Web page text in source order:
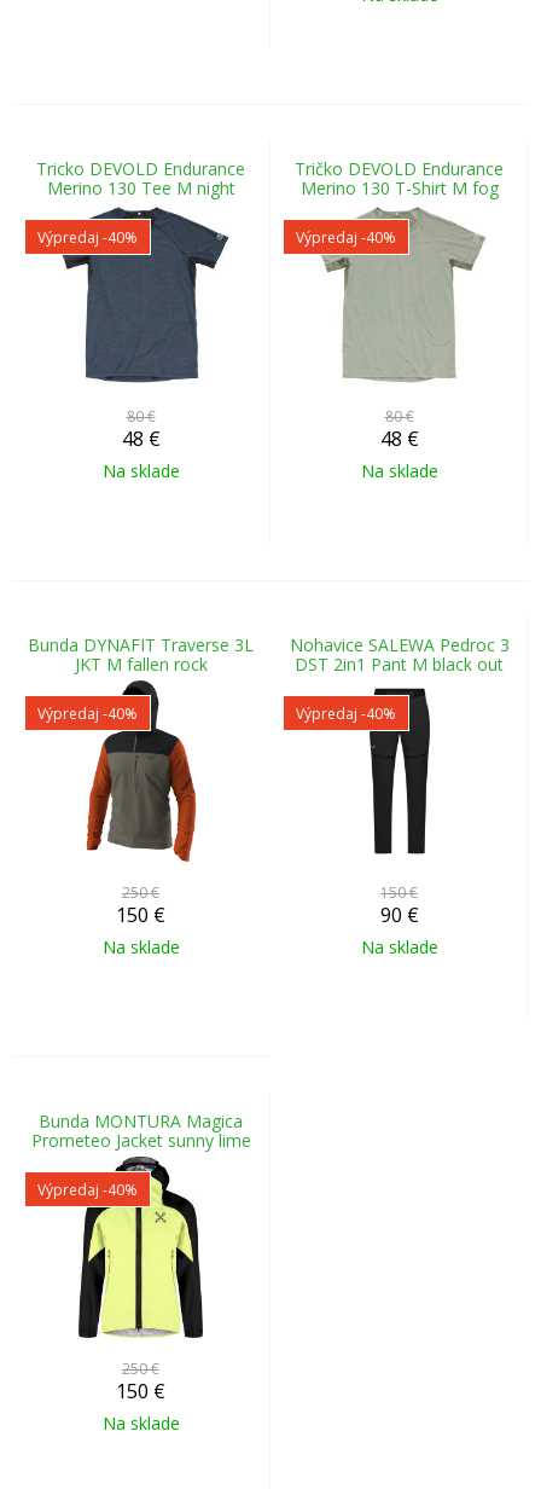
Tricko DEVOLD Endurance
Merino 130 Tee M night
Výpredaj -40%
80 €
48 €
Na sklade
Tričko DEVOLD Endurance
Merino 130 T-Shirt M fog
Výpredaj -40%
80 €
48 €
Na sklade
Bunda DYNAFIT Traverse 3L
JKT M fallen rock
Výpredaj -40%
250 €
150 €
Na sklade
Nohavice SALEWA Pedroc 3
DST 2in1 Pant M black out
Výpredaj -40%
150 €
90 €
Na sklade
Bunda MONTURA Magica
Prometeo Jacket sunny lime
Výpredaj -40%
250 €
150 €
Na sklade